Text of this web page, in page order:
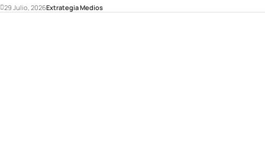
29 Julio, 2026Extrategia Medios